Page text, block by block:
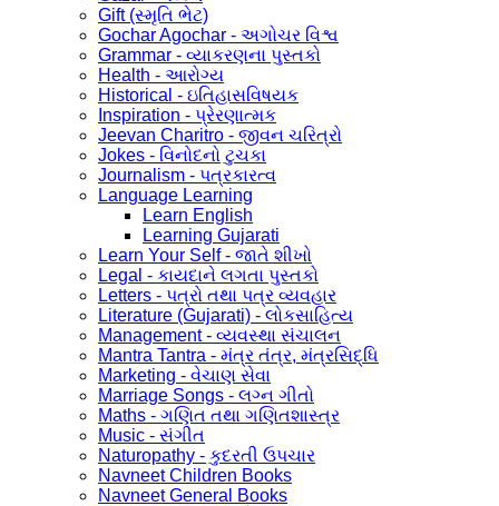
Gift (સ્મૃતિ ભેટ)
Gochar Agochar - અગોચર વિશ્વ
Grammar - વ્યાકરણના પુસ્તકો
Health - આરોગ્ય
Historical - ઇતિહાસવિષયક
Inspiration - પ્રેરણાત્મક
Jeevan Charitro - જીવન ચરિત્રો
Jokes - વિનોદનો ટુચકા
Journalism - પત્રકારત્વ
Language Learning
Learn English
Learning Gujarati
Learn Your Self - જાતે શીખો
Legal - કાયદાને લગતા પુસ્તકો
Letters - પત્રો તથા પત્ર વ્યવહાર
Literature (Gujarati) - લોકસાહિત્ય
Management - વ્યવસ્થા સંચાલન
Mantra Tantra - મંત્ર તંત્ર, મંત્રસિદ્ધિ
Marketing - વેચાણ સેવા
Marriage Songs - લગ્ન ગીતો
Maths - ગણિત તથા ગણિતશાસ્ત્ર
Music - સંગીત
Naturopathy - કુદરતી ઉપચાર
Navneet Children Books
Navneet General Books